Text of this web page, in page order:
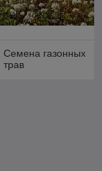
Семена газонных
трав